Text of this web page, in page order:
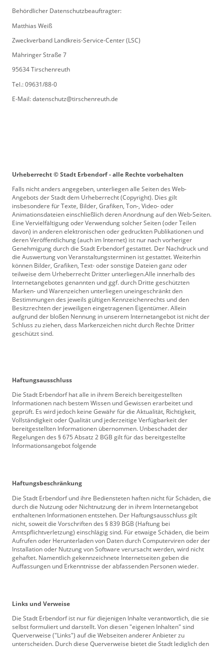
Behördlicher Datenschutzbeauftragter:
Matthias Weiß
Zweckverband Landkreis-Service-Center (LSC)
Mähringer Straße 7
95634 Tirschenreuth
Tel.: 09631/88-0
E-Mail: datenschutz@tirschenreuth.de
Urheberrecht © Stadt Erbendorf - alle Rechte vorbehalten
Falls nicht anders angegeben, unterliegen alle Seiten des Web-
Angebots der Stadt dem Urheberrecht (Copyright). Dies gilt
insbesondere für Texte, Bilder, Grafiken, Ton-, Video- oder
Animationsdateien einschließlich deren Anordnung auf den Web-Seiten.
Eine Vervielfältigung oder Verwendung solcher Seiten (oder Teilen
davon) in anderen elektronischen oder gedruckten Publikationen und
deren Veröffentlichung (auch im Internet) ist nur nach vorheriger
Genehmigung durch die Stadt Erbendorf gestattet. Der Nachdruck und
die Auswertung von Veranstaltungsterminen ist gestattet. Weiterhin
können Bilder, Grafiken, Text- oder sonstige Dateien ganz oder
teilweise dem Urheberrecht Dritter unterliegen.Alle innerhalb des
Internetangebotes genannten und ggf. durch Dritte geschützten
Marken- und Warenzeichen unterliegen uneingeschränkt den
Bestimmungen des jeweils gültigen Kennzeichenrechts und den
Besitzrechten der jeweiligen eingetragenen Eigentümer. Allein
aufgrund der bloßen Nennung in unserem Internetangebot ist nicht der
Schluss zu ziehen, dass Markenzeichen nicht durch Rechte Dritter
geschützt sind.
Haftungsausschluss
Die Stadt Erbendorf hat alle in ihrem Bereich bereitgestellten
Informationen nach bestem Wissen und Gewissen erarbeitet und
geprüft. Es wird jedoch keine Gewähr für die Aktualität, Richtigkeit,
Vollständigkeit oder Qualität und jederzeitige Verfügbarkeit der
bereitgestellten Informationen übernommen. Unbeschadet der
Regelungen des § 675 Absatz 2 BGB gilt für das bereitgestellte
Informationsangebot folgende
Haftungsbeschränkung
Die Stadt Erbendorf und ihre Bediensteten haften nicht für Schäden, die
durch die Nutzung oder Nichtnutzung der in ihrem Internetangebot
enthaltenen Informationen entstehen. Der Haftungsausschluss gilt
nicht, soweit die Vorschriften des § 839 BGB (Haftung bei
Amtspflichtverletzung) einschlägig sind. Für etwaige Schäden, die beim
Aufrufen oder Herunterladen von Daten durch Computerviren oder der
Installation oder Nutzung von Software verursacht werden, wird nicht
gehaftet. Namentlich gekennzeichnete Internetseiten geben die
Auffassungen und Erkenntnisse der abfassenden Personen wieder.
Links und Verweise
Die Stadt Erbendorf ist nur für diejenigen Inhalte verantwortlich, die sie
selbst formuliert und darstellt. Von diesen "eigenen Inhalten" sind
Querverweise ("Links") auf die Webseiten anderer Anbieter zu
unterscheiden. Durch diese Querverweise bietet die Stadt lediglich den